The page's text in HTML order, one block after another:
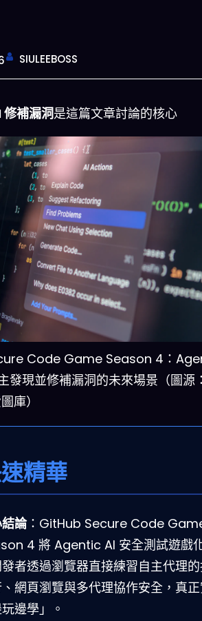
SIULEEBOSS
補漏洞是這篇文章討論的核心
Code Game Season 4：
發現並修補漏洞的未來場景（圖源
庫）
精華
論：GitHub Secure Code
4 將 Agentic AI 安全測試遊戲
者透過瀏覽器直接練習自主代理
網頁瀏覽與多代理協作安全，真
玩邊學」。